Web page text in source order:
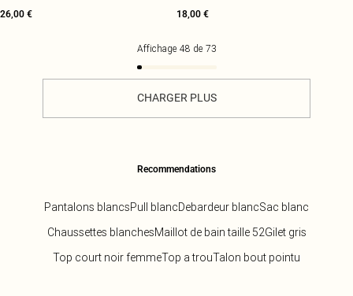
26,00 € 18,00 €
Affichage 48 de 73
CHARGER PLUS
Recommendations
Pantalons blancsPull blancDebardeur blancSac blanc
Chaussettes blanchesMaillot de bain taille 52Gilet gris
Top court noir femmeTop a trouTalon bout pointu